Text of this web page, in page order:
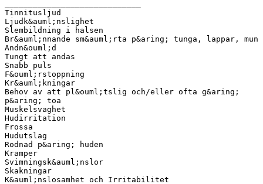
Tinnitusljud
Ljudk&auml;nslighet
Slembildning i halsen
Br&auml;nnande sm&auml;rta p&aring; tunga, lappar, mun
Andn&ouml;d
Tungt att andas
Snabb puls
F&ouml;rstoppning
Kr&auml;kningar
Behov av att pl&ouml;tslig och/eller ofta g&aring;
p&aring; toa
Muskelsvaghet
Hudirritation
Frossa
Hudutslag
Rodnad p&aring; huden
Kramper
Svimningsk&auml;nslor
Skakningar
K&auml;nslosamhet och Irritabilitet